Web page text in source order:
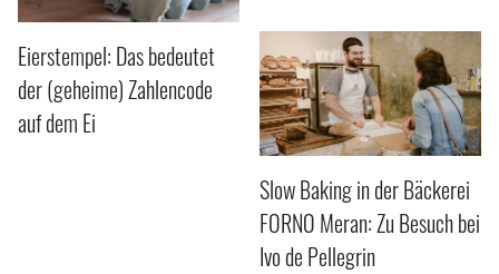
Eierstempel: Das bedeutet
der (geheime) Zahlencode
auf dem Ei
Slow Baking in der Bäckerei
FORNO Meran: Zu Besuch bei
Ivo de Pellegrin